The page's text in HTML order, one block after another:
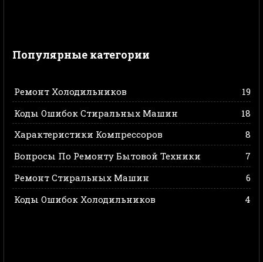
Популярные категории
Ремонт Холодильников
19
Коды Ошибок Стиральных Машин
18
Характеристики Компрессоров
8
Вопросы По Ремонту Бытовой Техники
7
Ремонт Стиральных Машин
6
Коды Ошибок Холодильников
4